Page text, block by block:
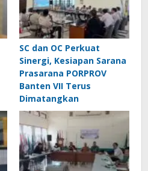
SC dan OC Perkuat
Sinergi, Kesiapan Sarana
Prasarana PORPROV
Banten VII Terus
Dimatangkan